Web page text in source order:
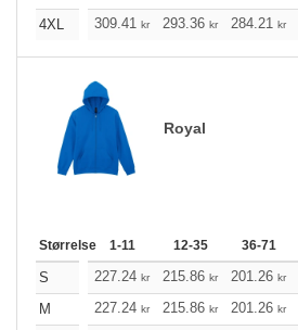
4XL
309.41 kr 293.36 kr 284.21 kr
Royal
Størrelse 1-11 12-35 36-71
S 227.24 kr 215.86 kr 201.26 kr
M
227.24 kr 215.86 kr 201.26 kr